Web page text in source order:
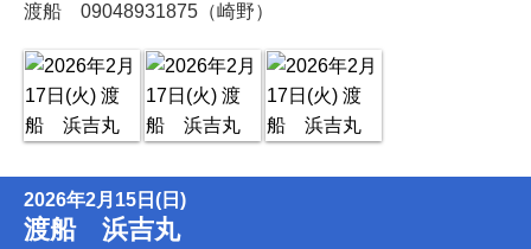
渡船 09048931875（崎野）
2026年2月15日(日)
渡船 浜吉丸